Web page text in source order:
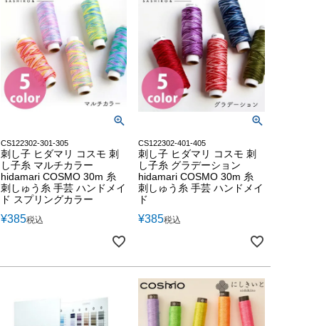
CS122302-301-305
刺し子 ヒダマリ コスモ 刺
し子糸 マルチカラー
hidamari COSMO 30m 糸
刺しゅう糸 手芸 ハンドメイ
ド スプリングカラー
¥385税込
CS122302-401-405
刺し子 ヒダマリ コスモ 刺
し子糸 グラデーション
hidamari COSMO 30m 糸
刺しゅう糸 手芸 ハンドメイ
ド
¥385税込